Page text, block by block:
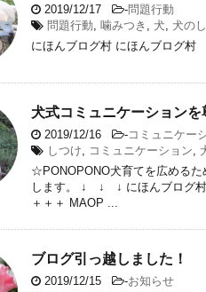
2019/12/17 -問題行動
問題行動
噛みつき 犬
犬の
にほんブログ村 にほんブログ村
犬式コミュニケーションを
2019/12/16 -コミュニケー
しつけ
コミュニケーション
☆PONOPONO犬育てを広める
します。 ↓ ↓ ↓ にほんブログ村
＋＋＋ MAOP ...
ブログ引っ越しました！
2019/12/15 -お知らせ